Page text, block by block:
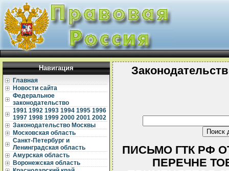
Навигация
Главная
Новости сайта
Федеральное
законодательство
1991 1992 1993 1994 1995 1996
1997 1998 1999 2000 2001 2002
Законодательство Москвы
Московская область
Санкт-Петербург и
Ленинградская область
Амурская область
Воронежская область
ПИСЬМО ГТК РФ ОТ
ПЕРЕЧНЕ